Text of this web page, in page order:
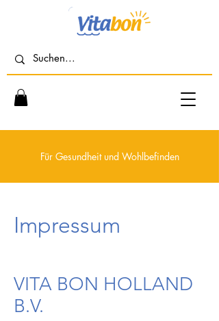
Für Gesundheit und Wohlbefinden
Impressum
VITA BON HOLLAND
B.V.